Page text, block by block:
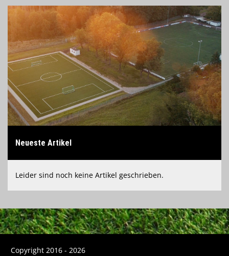
Neueste Artikel
Leider sind noch keine Artikel geschrieben.
Copyright 2016 - 2026